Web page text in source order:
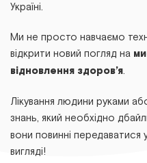
Україні.
Ми не просто навчаємо
відкрити новий погляд на
відновлення здоров’я.
Лікування людини руками
знань, який необхідно
вони повинні
вигляді!